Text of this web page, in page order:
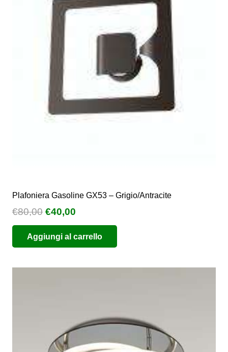
Plafoniera Gasoline GX53 – Grigio/Antracite
€80,00 Il
prezzo
originale
era:
€40,00
prezzo
attuale
è:
Aggiungi al carrello